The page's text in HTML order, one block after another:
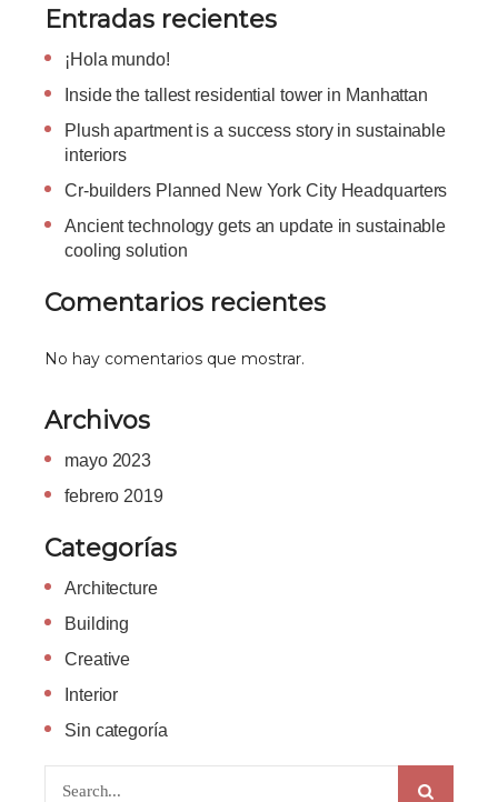
Entradas recientes
¡Hola mundo!
Inside the tallest residential tower in Manhattan
Plush apartment is a success story in sustainable
interiors
Cr-builders Planned New York City Headquarters
Ancient technology gets an update in sustainable
cooling solution
Comentarios recientes
No hay comentarios que mostrar.
Archivos
mayo 2023
febrero 2019
Categorías
Architecture
Building
Creative
Interior
Sin categoría